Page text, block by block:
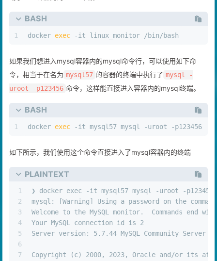
BASH
1 docker exec -it linux_monitor /bin/bash
如果我们想进入mysql容器内的mysql命令行，可以使用如下命
令，相当于在名为 mysql57 的容器的终端中执行了 mysql -
uroot -p123456 命令，这样能直接进入容器内的mysql终端。
BASH
1 docker exec -it mysql57 mysql -uroot -p123456
如下所示，我们使用这个命令直接进入了mysql容器内的终端
PLAINTEXT
1
2
3
4
5
6
7
❯ docker exec -it mysql57 mysql -uroot -p123456
mysql: [Warning] Using a password on the
Welcome to the MySQL monitor.  Commands end
Your MySQL connection id is 2
Server version: 5.7.44 MySQL Community Server
Copyright (c) 2000, 2023, Oracle and/or its